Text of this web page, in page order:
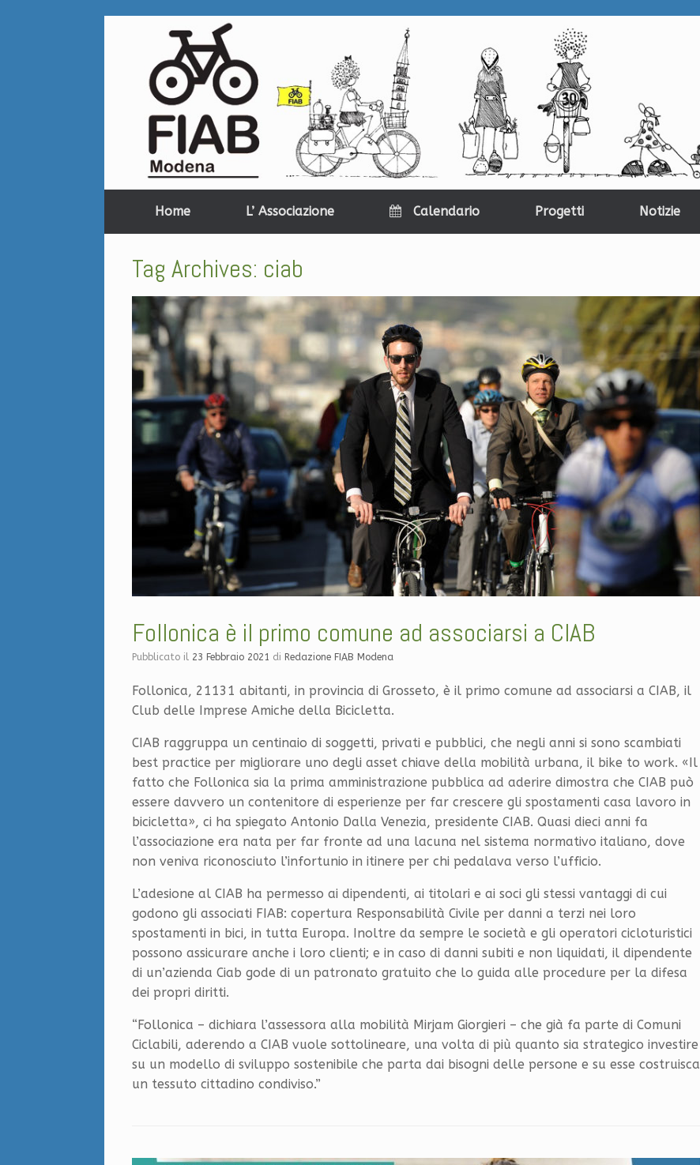
Home L’ Associazione Calendario Progetti Notizie
Tag Archives: ciab
Follonica è il primo comune ad associarsi a CIAB
Pubblicato il 23 Febbraio 2021 di Redazione FIAB Modena
Follonica, 21131 abitanti, in provincia di Grosseto, è il primo comune ad associarsi a CIAB, il
Club delle Imprese Amiche della Bicicletta.
CIAB raggruppa un centinaio di soggetti, privati e pubblici, che negli anni si sono scambiati
best practice per migliorare uno degli asset chiave della mobilità urbana, il bike to work. «Il
fatto che Follonica sia la prima amministrazione pubblica ad aderire dimostra che CIAB può
essere davvero un contenitore di esperienze per far crescere gli spostamenti casa lavoro in
bicicletta», ci ha spiegato Antonio Dalla Venezia, presidente CIAB. Quasi dieci anni fa
l’associazione era nata per far fronte ad una lacuna nel sistema normativo italiano, dove
non veniva riconosciuto l’infortunio in itinere per chi pedalava verso l’ufficio.
L’adesione al CIAB ha permesso ai dipendenti, ai titolari e ai soci gli stessi vantaggi di cui
godono gli associati FIAB: copertura Responsabilità Civile per danni a terzi nei loro
spostamenti in bici, in tutta Europa. Inoltre da sempre le società e gli operatori cicloturistici
possono assicurare anche i loro clienti; e in caso di danni subiti e non liquidati, il dipendente
di un’azienda Ciab gode di un patronato gratuito che lo guida alle procedure per la difesa
dei propri diritti.
“Follonica – dichiara l’assessora alla mobilità Mirjam Giorgieri – che già fa parte di Comuni
Ciclabili, aderendo a CIAB vuole sottolineare, una volta di più quanto sia strategico investire
su un modello di sviluppo sostenibile che parta dai bisogni delle persone e su esse costruisca
un tessuto cittadino condiviso.”